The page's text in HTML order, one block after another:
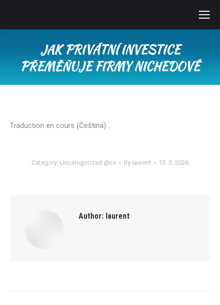
JAK PRIVÁTNÍ INVESTICE
PŘEMĚŇUJE FIRMY NICHEDOVÉ
Traduction en cours (Čeština)…
Category: Uncategorized @cs By laurent 13. 5. 2026
Author: laurent